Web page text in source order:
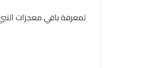
لمعرفة باقي معجزات